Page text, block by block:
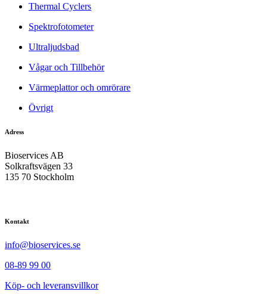
Thermal Cyclers
Spektrofotometer
Ultraljudsbad
Vågar och Tillbehör
Värmeplattor och omrörare
Övrigt
Adress
Bioservices AB
Solkraftsvägen 33
135 70 Stockholm
Kontakt
info@bioservices.se
08-89 99 00
Köp- och leveransvillkor